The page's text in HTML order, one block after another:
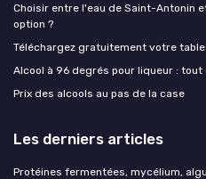
Choisir entre l'eau de Saint-Antonin
option ?
Téléchargez gratuitement votre
Alcool à 96 degrés pour liqueur :
Prix des alcools au pas de la case
Les derniers articles
Protéines fermentées, mycélium,